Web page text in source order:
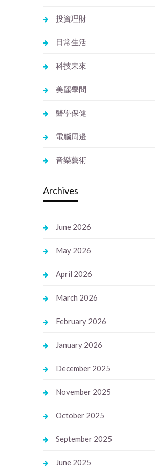
投資理財
日常生活
科技未來
美麗學問
醫學保健
電腦周邊
音樂藝術
Archives
June 2026
May 2026
April 2026
March 2026
February 2026
January 2026
December 2025
November 2025
October 2025
September 2025
June 2025